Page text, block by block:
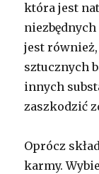
która jest
jest również,
sztucznych
innych
zaszkodzić
Oprócz
karmy.